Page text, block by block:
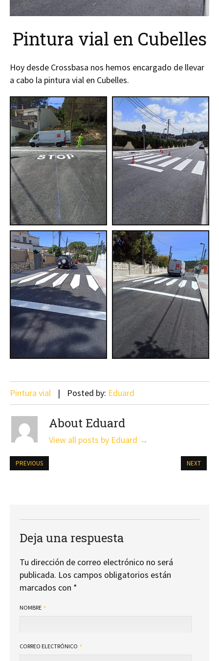
Pintura vial en Cubelles
Hoy desde Crossbasa nos hemos encargado de llevar
a cabo la pintura vial en Cubelles.
Pintura vial Posted by: Eduard
About Eduard
View all posts by Eduard →
PREVIOUS NEXT
Deja una respuesta
Tu dirección de correo electrónico no será
publicada. Los campos obligatorios están
marcados con *
NOMBRE
CORREO ELECTRÓNICO